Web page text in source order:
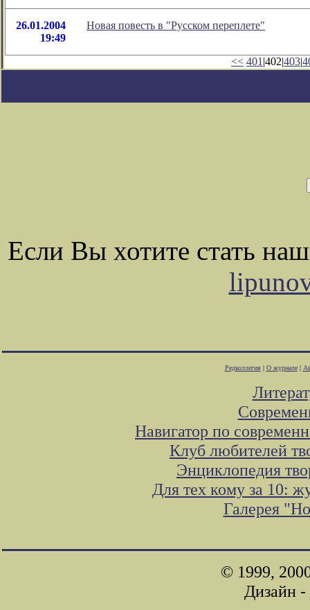
26.01.2004
19:49
Новая повесть в "Русском переплете"
<< 401 |402|403|
Если Вы хотите стать
Редколлегия| О журнале|
Навигатор по
Клуб любителей
Энциклопедия
Для тех кому за 10:
Галерея
© 1999,
Дизайн -